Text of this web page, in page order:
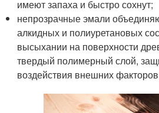
имеют запаха и быстро сохнут;
непрозрачные эмали
алкидных и полиуретановых
высыхании на поверхности
твердый полимерный слой,
воздействия внешних